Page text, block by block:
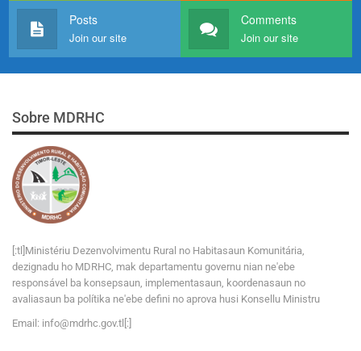
Posts
Join our site
Comments
Join our site
Sobre MDRHC
[:tl]Ministériu Dezenvolvimentu Rural no Habitasaun Komunitária,
dezignadu ho MDRHC, mak departamentu governu nian ne'ebe
responsável ba konsepsaun, implementasaun, koordenasaun no
avaliasaun ba polítika ne'ebe defini no aprova husi Konsellu Ministru
Email: info@md rhc.gov.tl[:]